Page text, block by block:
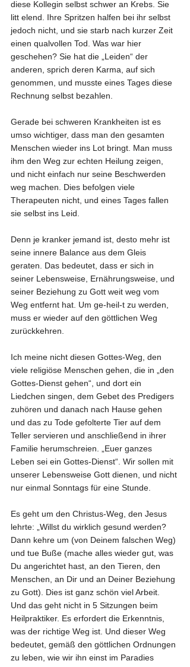
diese Kollegin selbst schwer an Krebs. Sie
litt elend. Ihre Spritzen halfen bei ihr selbst
jedoch nicht, und sie starb nach kurzer Zeit
einen qualvollen Tod. Was war hier
geschehen? Sie hat die „Leiden“ der
anderen, sprich deren Karma, auf sich
genommen, und musste eines Tages diese
Rechnung selbst bezahlen.
Gerade bei schweren Krankheiten ist es
umso wichtiger, dass man den gesamten
Menschen wieder ins Lot bringt. Man muss
ihm den Weg zur echten Heilung zeigen,
und nicht einfach nur seine Beschwerden
weg machen. Dies befolgen viele
Therapeuten nicht, und eines Tages fallen
sie selbst ins Leid.
Denn je kranker jemand ist, desto mehr ist
seine innere Balance aus dem Gleis
geraten. Das bedeutet, dass er sich in
seiner Lebensweise, Ernährungsweise, und
seiner Beziehung zu Gott weit weg vom
Weg entfernt hat. Um ge-heil-t zu werden,
muss er wieder auf den göttlichen Weg
zurückkehren.
Ich meine nicht diesen Gottes-Weg, den
viele religiöse Menschen gehen, die in „den
Gottes-Dienst gehen“, und dort ein
Liedchen singen, dem Gebet des Predigers
zuhören und danach nach Hause gehen
und das zu Tode gefolterte Tier auf dem
Teller servieren und anschließend in ihrer
Familie herumschreien. „Euer ganzes
Leben sei ein Gottes-Dienst“. Wir sollen mit
unserer Lebensweise Gott dienen, und nicht
nur einmal Sonntags für eine Stunde.
Es geht um den Christus-Weg, den Jesus
lehrte: „Willst du wirklich gesund werden?
Dann kehre um (von Deinem falschen Weg)
und tue Buße (mache alles wieder gut, was
Du angerichtet hast, an den Tieren, den
Menschen, an Dir und an Deiner Beziehung
zu Gott). Dies ist ganz schön viel Arbeit.
Und das geht nicht in 5 Sitzungen beim
Heilpraktiker. Es erfordert die Erkenntnis,
was der richtige Weg ist. Und dieser Weg
bedeutet, gemäß den göttlichen Ordnungen
zu leben, wie wir ihn einst im Paradies